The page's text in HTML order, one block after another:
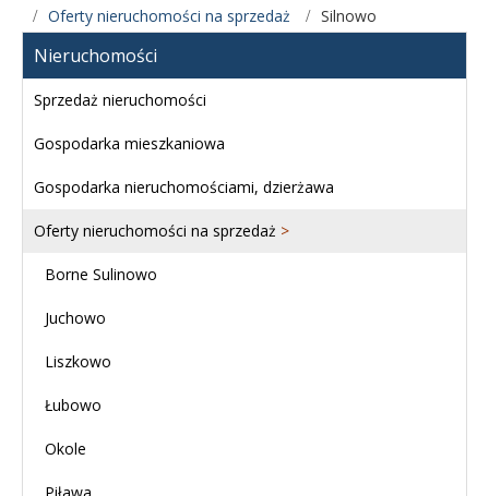
Oferty nieruchomości na sprzedaż
Silnowo
Nieruchomości
Sprzedaż nieruchomości
Gospodarka mieszkaniowa
Gospodarka nieruchomościami, dzierżawa
Oferty nieruchomości na sprzedaż >
Borne Sulinowo
Juchowo
Liszkowo
Łubowo
Okole